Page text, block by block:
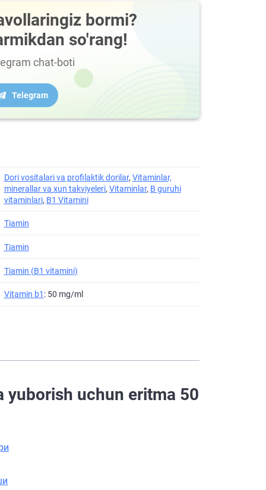
bormi?
so'rang!
chat-boti
Telegram
Dori vositalari va profilaktik dorilar, Vitaminlar,
minerallar va xun takviyeleri, Vitaminlar, B guruhi
vitaminlari, B1 Vitamini
Tiamin
Tiamin
Tiamin (B1 vitamini)
Vitamin b1 : 50 mg/ml
yuborish uchun eritma 50